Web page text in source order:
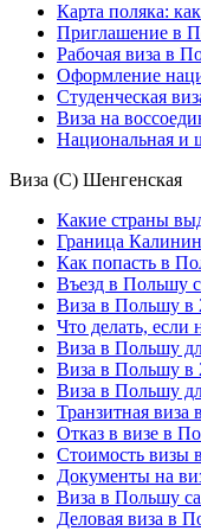
Карта поляка:
Приглашение в
Рабочая виза в
Оформление
Студенческая
Виза на
Национальная и
Виза (С) Шенгенская
Какие страны
Граница
Как попасть в
Въезд в Польшу
Виза в Польшу в
Что делать,
Виза в Польшу
Виза в Польшу в
Виза в Польшу
Транзитная виза
Отказ в визе в
Стоимость визы
Документы на
Виза в Польшу
Деловая виза в